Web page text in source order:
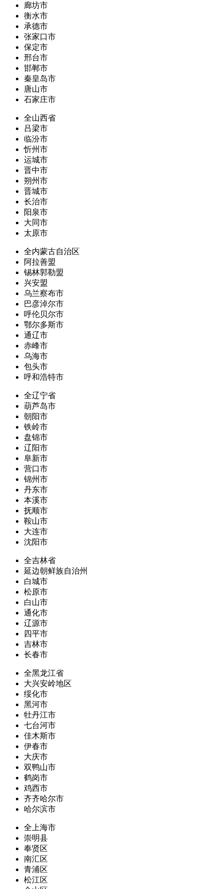
廊坊市
衡水市
承德市
张家口市
保定市
邢台市
邯郸市
秦皇岛市
唐山市
石家庄市
全山西省
吕梁市
临汾市
忻州市
运城市
晋中市
朔州市
晋城市
长治市
阳泉市
大同市
太原市
全内蒙古自治区
阿拉善盟
锡林郭勒盟
兴安盟
乌兰察布市
巴彦淖尔市
呼伦贝尔市
鄂尔多斯市
通辽市
赤峰市
乌海市
包头市
呼和浩特市
全辽宁省
葫芦岛市
朝阳市
铁岭市
盘锦市
辽阳市
阜新市
营口市
锦州市
丹东市
本溪市
抚顺市
鞍山市
大连市
沈阳市
全吉林省
延边朝鲜族自治州
白城市
松原市
白山市
通化市
辽源市
四平市
吉林市
长春市
全黑龙江省
大兴安岭地区
绥化市
黑河市
牡丹江市
七台河市
佳木斯市
伊春市
大庆市
双鸭山市
鹤岗市
鸡西市
齐齐哈尔市
哈尔滨市
全上海市
崇明县
奉贤区
南汇区
青浦区
松江区